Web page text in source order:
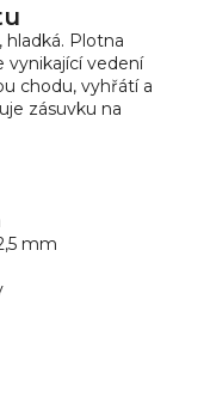
hladká. Plotna
vynikající vedení
chodu, vyhřátí a
zásuvku na
mm